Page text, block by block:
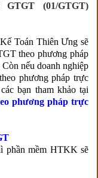
(01/GTGT)
Toán Thiên Ưng sẽ
theo phương pháp
nếu doanh nghiệp
phương pháp trực
bạn tham khảo tại
phương pháp trực
phần mềm HTKK sẽ